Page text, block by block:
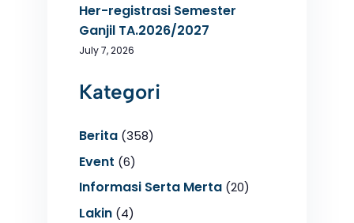
Her-registrasi Semester
Ganjil TA.2026/2027
July 7, 2026
Kategori
Berita(358)
Event (6)
Informasi Serta Merta(20)
Lakin(4)